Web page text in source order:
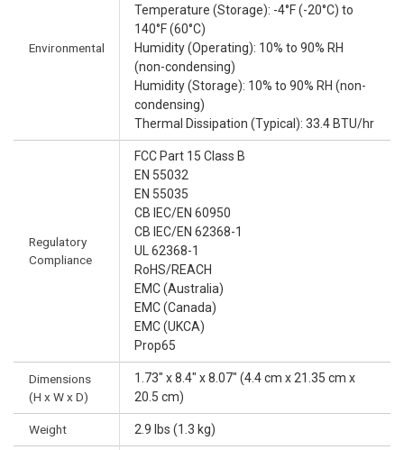
Environmental
Temperature (Storage): -4°F (-20°C) to
140°F (60°C)
Humidity (Operating): 10% to 90% RH
(non-condensing)
Humidity (Storage): 10% to 90% RH (non-
condensing)
Thermal Dissipation (Typical): 33.4 BTU/hr
Regulatory
Compliance
FCC Part 15 Class B
EN 55032
EN 55035
CB IEC/EN 60950
CB IEC/EN 62368-1
UL 62368-1
RoHS/REACH
EMC (Australia)
EMC (Canada)
EMC (UKCA)
Prop65
Dimensions
(H x W x D)
1.73" x 8.4" x 8.07" (4.4 cm x 21.35 cm x
20.5 cm)
Weight 2.9 lbs (1.3 kg)